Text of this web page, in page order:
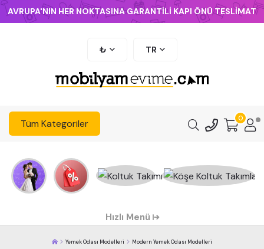
AVRUPA'NIN HER NOKTASINA GARANTİLİ KAPI ÖNÜ TESLİMAT
₺ TR
Tüm Kategoriler 0
Hızlı Menü
Yemek Odası Modelleri Modern Yemek Odası Modelleri